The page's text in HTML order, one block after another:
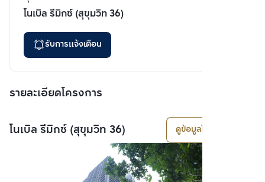
โนเบิล รีมิกซ์ (สุขุมวิท 36)
รับการแจ้งเตือน
รายละเอียดโครงการ
โนเบิล รีมิกซ์ (สุขุมวิท 36) ดูข้อมูลโครงการ